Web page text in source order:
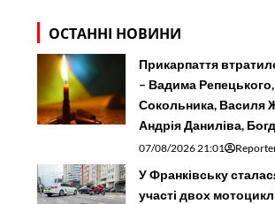
ОСТАННІ НОВИНИ
Прикарпаття
– Вадима
Сокольника, Василя
Андрія Даниліва,
07/08/2026 21:01
У Франківську
участі двох